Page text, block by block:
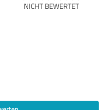
NICHT BEWERTET